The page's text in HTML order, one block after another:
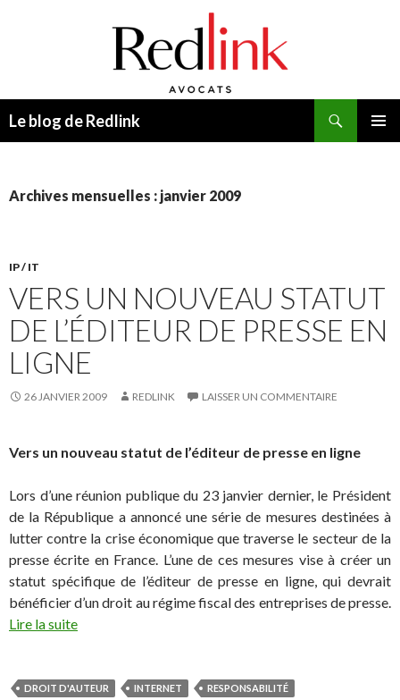
Le blog de Redlink
Archives mensuelles : janvier 2009
IP / IT
VERS UN NOUVEAU STATUT
DE L’ÉDITEUR DE PRESSE EN
LIGNE
26 JANVIER 2009 REDLINK LAISSER UN COMMENTAIRE
Vers un nouveau statut de l’éditeur de presse en ligne
Lors d’une réunion publique du 23 janvier dernier, le Président
de la République a annoncé une série de mesures destinées à
lutter contre la crise économique que traverse le secteur de la
presse écrite en France. L’une de ces mesures vise à créer un
statut spécifique de l’éditeur de presse en ligne, qui devrait
bénéficier d’un droit au régime fiscal des entreprises de presse.
Lire la suite
DROIT D'AUTEUR INTERNET RESPONSABILITÉ